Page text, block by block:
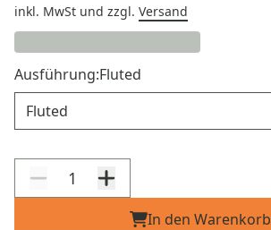
inkl. MwSt und zzgl. Versand
Ausführung:Fluted
In den Warenkorb